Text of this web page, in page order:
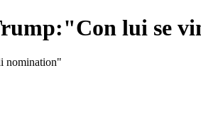
lui se
nomination"